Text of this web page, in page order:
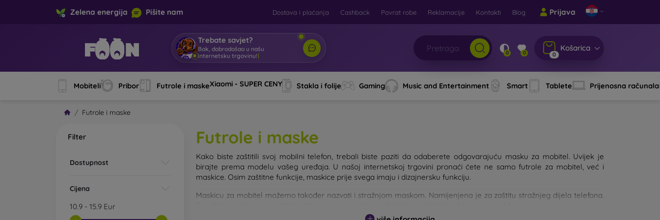
Zelena energija Pišite nam Dostava i plaćanja Cashback Povrat robe Reklamacije Kontakti Blog Prijava
Trebate savjet?
Bok, dobrodošao u našu
internetsku trgovinu! | 0 0 0
Košarica
Mobiteli Pribor Futrole i maskeXiaomi - SUPER CENY Stakla i folije Gaming Music and Entertainment Smart Tablete Prijenosna računala
Futrole i maske
Filter
Dostupnost
Cijena
10.9 - 15.9 Eur
Futrole i maske
Kako biste zaštitili svoj mobilni telefon, trebali biste paziti da odaberete odgovarajuću masku za mobitel. Uvijek je
birajte prema modelu vašeg uređaja. U našoj internetskoj trgovini pronaći ćete ne samo futrole za mobitel, već i
maskice. Osim zaštitne funkcije, maskice prije svega imaju i dizajnersku funkciju.
Maskicu za mobitel možemo također nazvati i stražnjom maskom. Namijenjena je za zaštitu stražnjeg dijela telefona.